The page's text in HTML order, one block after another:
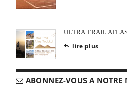
ULTRA TRAIL
 lire plus
ABONNEZ-VOUS A NOTRE